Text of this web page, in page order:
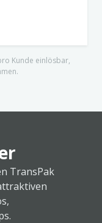
Kunde einlösbar,
TransPak